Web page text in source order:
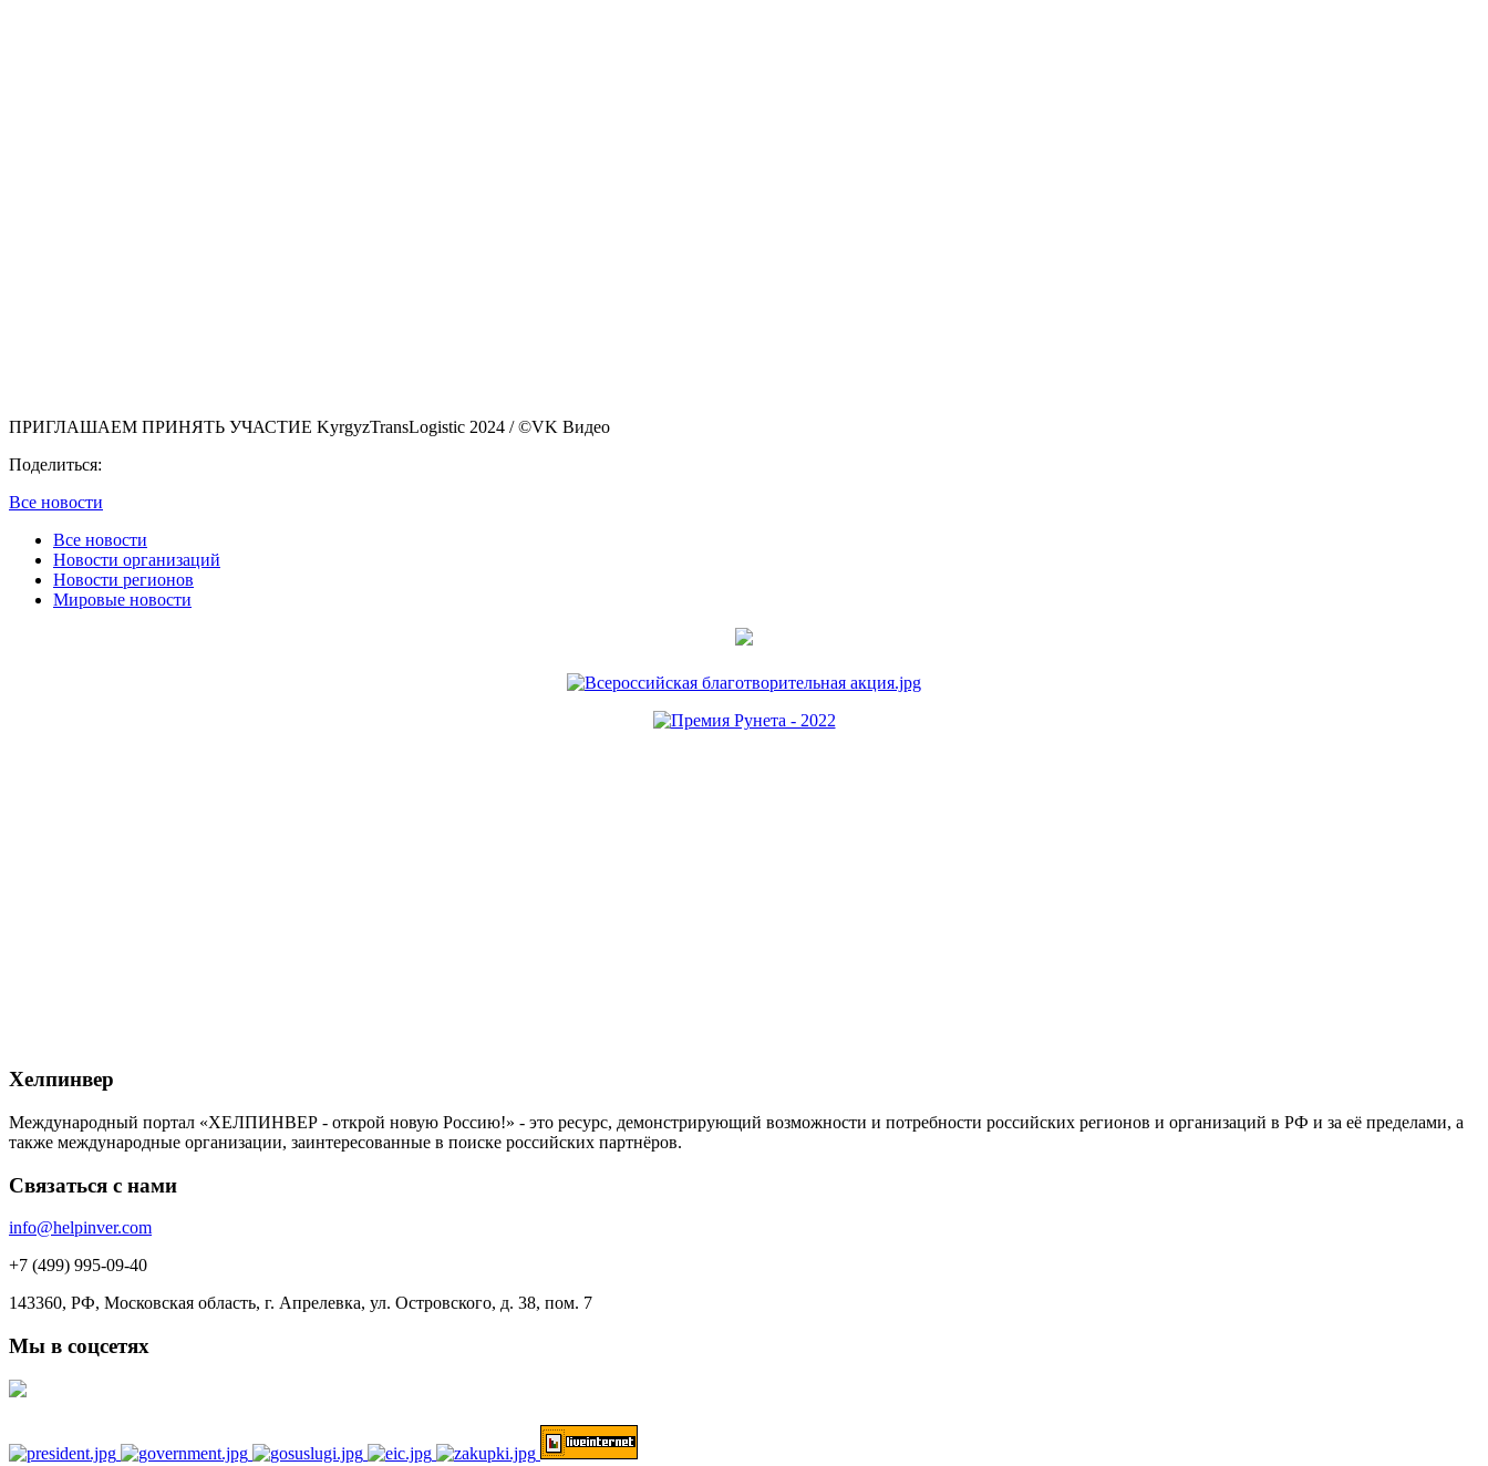
ПРИГЛАШАЕМ ПРИНЯТЬ УЧАСТИЕ KyrgyzTransLogistic 2024 / ©VK Видео
Поделиться:
Все новости
Все новости
Новости организаций
Новости регионов
Мировые новости
Хелпинвер
Международный портал «ХЕЛПИНВЕР - открой новую Россию!» - это ресурс, демонстрирующий возможности и потребности российских регионов и организаций в РФ и за её пределами, а
также международные организации, заинтересованные в поиске российских партнёров.
Связаться с нами
info@helpinver.com
+7 (499) 995-09-40
143360, РФ, Московская область, г. Апрелевка, ул. Островского, д. 38, пом. 7
Мы в соцсетях